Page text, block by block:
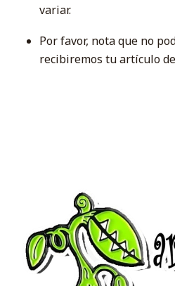
variar.
Por favor, nota que no
recibiremos tu artículo